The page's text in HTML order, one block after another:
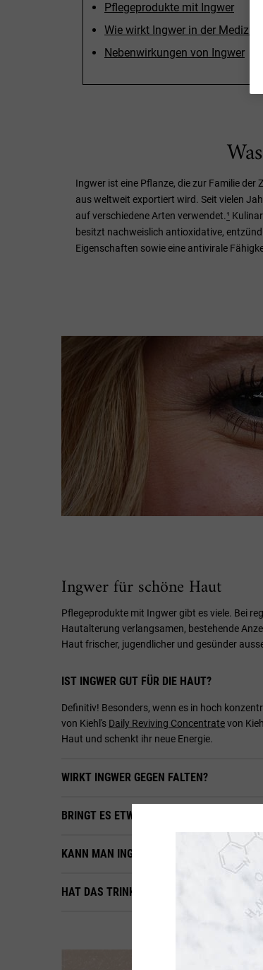
Pflegeprodukte mit Ingwer
Wie wirkt Ingwer in der Medizin?
Nebenwirkungen von Ingwer
Ingwer ist eine Pflanze, die zur Familie
aus weltweit exportiert wird. Seit vielen
auf verschiedene Arten verwendet.¹
besitzt nachweislich antioxidative,
Eigenschaften sowie eine antivirale
Ingwer für schöne Haut
Pflegeprodukte mit Ingwer gibt es viele. Bei
Hautalterung verlangsamen, bestehende
Haut frischer, jugendlicher und gesünder
IST INGWER GUT FÜR DIE HAUT?
Definitiv! Besonders, wenn es in hoch
von Kiehl's Daily Reviving Concentratevon
Haut und schenkt ihr neue Energie.
WIRKT INGWER GEGEN FALTEN?
BRINGT ES ETWAS, INGWER IN DIE HAUT
KANN MAN INGWER-ÖL FÜR DIE HAUT
HAT DAS TRINKEN VON INGWERTEE EINE